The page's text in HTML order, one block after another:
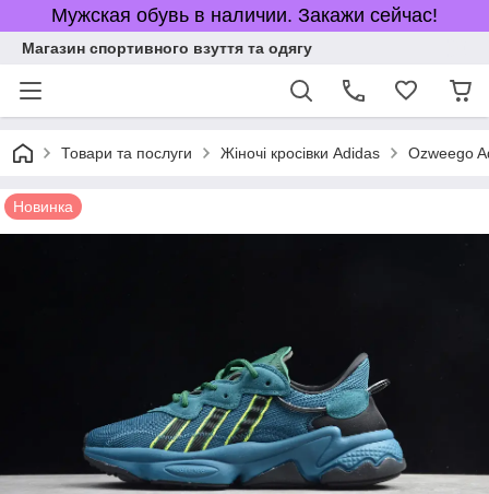
Мужская обувь в наличии. Закажи сейчас!
Магазин спортивного взуття та одягу
Товари та послуги Жіночі кросівки Adidas Ozweego
Новинка